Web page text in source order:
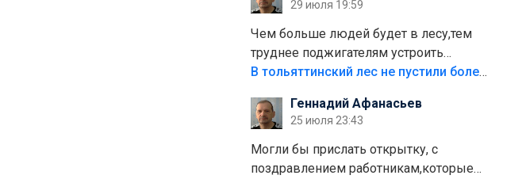
лежала в парке и испортилась.Да
еще,видимо,часть украли.
29 июля 19:59
Чем больше людей будет в лесу,тем
труднее поджигателям устроить
пожар.Тех кто разводит костры,тех
полно стоит,почему водители всё
равно едут в лес? Штрафы мизерные.
В тольяттинский лес не пустили более тысячи автомобилей
Геннадий Афанасьев
25 июля 23:43
Могли бы прислать открытку, с
поздравлением работникам,которые